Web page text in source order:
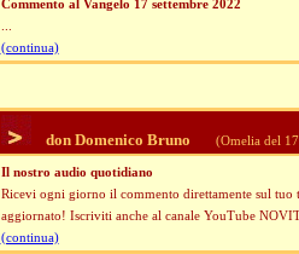
Commento al Vangelo 17 settembre 2022
(continua)
don Domenico Bruno (Omelia del
Il nostro audio quotidiano
Ricevi ogni giorno il commento direttamente sul tuo
aggiornato! Iscriviti anche al canale YouTube
(continua)